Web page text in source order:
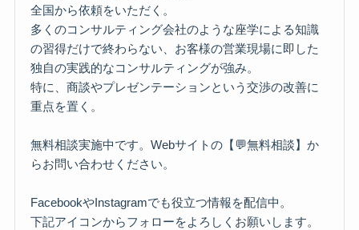
全国から依頼をいただく。
多くのコンサルティング会社のような座学による知識
の習得だけで終わらない、お客様の営業現場に即した
独自の実践的なコンサルティングが強み。
特に、商談やプレゼンテーションという交渉の改善に
重点を置く。
無料相談実施中です。Webサイトの【💬無料相談】か
らお問い合わせください。
FacebookやInstagramでも役立つ情報を配信中。
下記アイコンからフォローをよろしくお願いします。